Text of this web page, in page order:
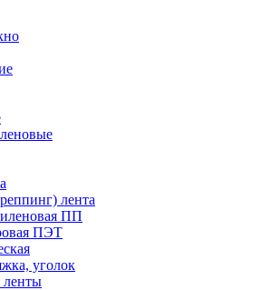
лента
ПП
ПЭТ
уголок
ленты